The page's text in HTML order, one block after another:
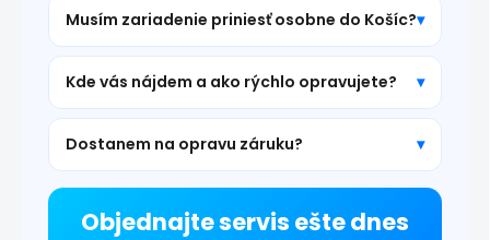
Musím zariadenie priniesť osobne do Košíc?
Kde vás nájdem a ako rýchlo opravujete?
Dostanem na opravu záruku?
Objednajte servis ešte dnes